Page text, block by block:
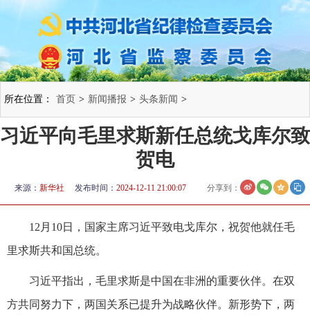
所在位置： 首页 > 新闻播报 > 头条新闻 >
习近平向毛里求斯新任总统戈库尔致
贺电
来源： 新华社 发布时间： 2024-12-11 21:00:07 分享到：
12月10日，国家主席习近平致电戈库尔，祝贺他就任毛
里求斯共和国总统。
习近平指出，毛里求斯是中国在非洲的重要伙伴。在双
方共同努力下，两国关系已提升为战略伙伴。新形势下，两